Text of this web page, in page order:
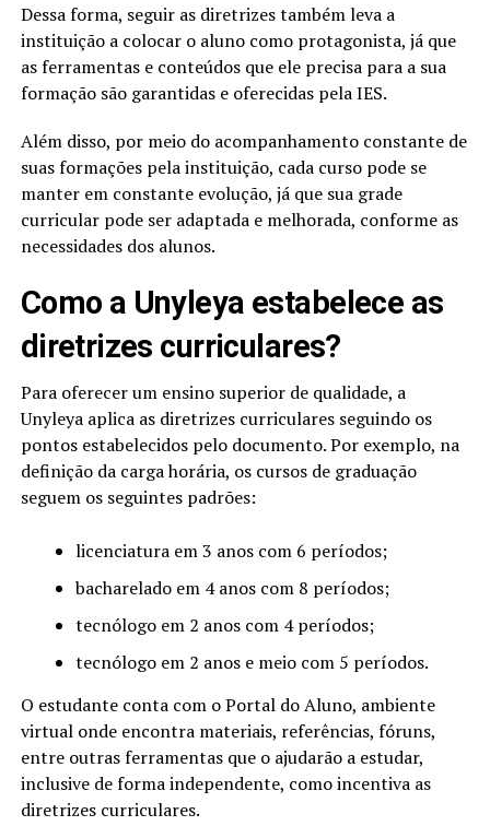
Dessa forma, seguir as diretrizes também leva a
instituição a colocar o aluno como protagonista, já que
as ferramentas e conteúdos que ele precisa para a sua
formação são garantidas e oferecidas pela IES.
Além disso, por meio do acompanhamento constante de
suas formações pela instituição, cada curso pode se
manter em constante evolução, já que sua grade
curricular pode ser adaptada e melhorada, conforme as
necessidades dos alunos.
Como a Unyleya estabelece as
diretrizes curriculares?
Para oferecer um ensino superior de qualidade, a
Unyleya aplica as diretrizes curriculares seguindo os
pontos estabelecidos pelo documento. Por exemplo, na
definição da carga horária, os cursos de graduação
seguem os seguintes padrões:
licenciatura em 3 anos com 6 períodos;
bacharelado em 4 anos com 8 períodos;
tecnólogo em 2 anos com 4 períodos;
tecnólogo em 2 anos e meio com 5 períodos.
O estudante conta com o Portal do Aluno, ambiente
virtual onde encontra materiais, referências, fóruns,
entre outras ferramentas que o ajudarão a estudar,
inclusive de forma independente, como incentiva as
diretrizes curriculares.